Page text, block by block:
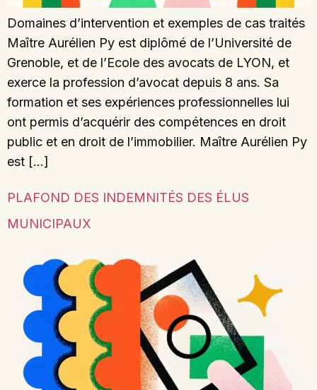
Domaines d’intervention et exemples de cas traités
Maître Aurélien Py est diplômé de l’Université de
Grenoble, et de l’Ecole des avocats de LYON, et
exerce la profession d’avocat depuis 8 ans. Sa
formation et ses expériences professionnelles lui
ont permis d’acquérir des compétences en droit
public et en droit de l’immobilier. Maître Aurélien Py
est […]
PLAFOND DES INDEMNITÉS DES ÉLUS
MUNICIPAUX